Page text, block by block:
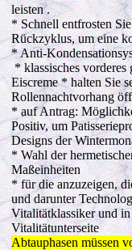
leisten .
* Schnell entfrosten
Rückzyklus, um eine
* Anti-
* klassisches vorderes
Eiscreme * halten Sie
Rollennachtvorhang
* auf Antrag:
Positiv, um
Designs der
* Wahl der
Maßeinheiten
* für die anzuzeigen,
und darunter
Vitalitätklassiker und in
Vitalitätunterseite
Abtauphasen müssen